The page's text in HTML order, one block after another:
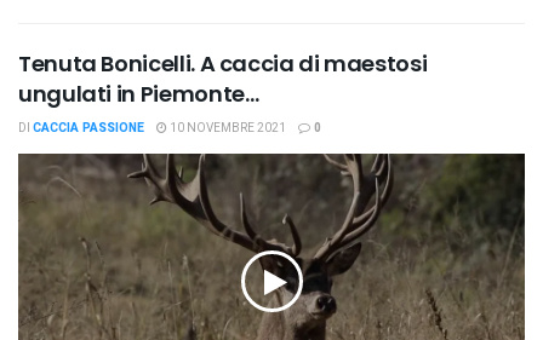
Tenuta Bonicelli. A caccia di maestosi
ungulati in Piemonte…
DI CACCIA PASSIONE 10 NOVEMBRE 2021 0